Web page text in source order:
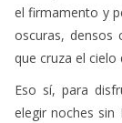
el firmamento y
oscuras, densos
que cruza el
Eso sí, para
elegir noches